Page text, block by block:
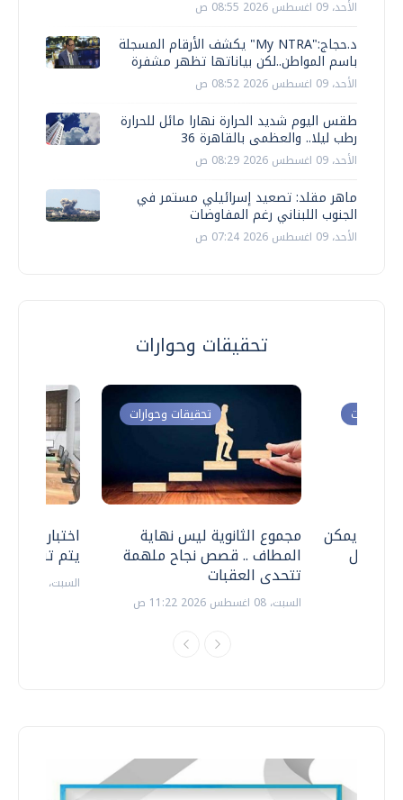
الأحد، 09 اغسطس 2026 08:55 ص
د.حجاج:"My NTRA" يكشف الأرقام المسجلة
باسم المواطن..لكن بياناتها تظهر مشفرة
الأحد، 09 اغسطس 2026 08:52 ص
طقس اليوم شديد الحرارة نهارا مائل للحرارة
رطب ليلا.. والعظمى بالقاهرة 36
الأحد، 09 اغسطس 2026 08:29 ص
ماهر مقلد: تصعيد إسرائيلي مستمر في
الجنوب اللبناني رغم المفاوضات
الأحد، 09 اغسطس 2026 07:24 ص
تحقيقات وحوارات
اختبارات
يتم
السبت، 18 يوليو 2026 09:22 ص
تحقيقات وحوارات
مجموع الثانوية ليس نهاية
المطاف .. قصص نجاح ملهمة
تتحدى العقبات
السبت، 08 اغسطس 2026 11:22 ص
وحوارات
.. هل يمكن
نتعامل